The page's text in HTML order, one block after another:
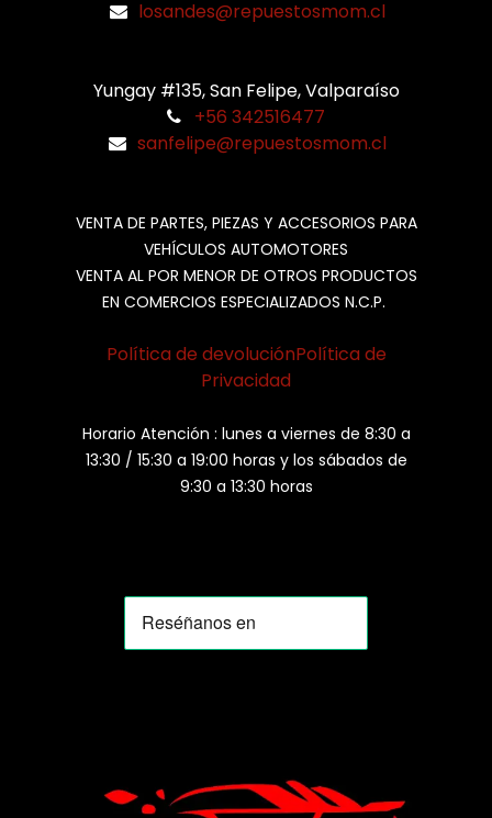
losandes@repuestosmom.cl
Yungay #135, San Felipe, Valparaíso
+56 342516477
sanfelipe@repuestosmom.cl
VENTA DE PARTES, PIEZAS Y ACCESORIOS PARA
VEHÍCULOS AUTOMOTORES
VENTA AL POR MENOR DE OTROS PRODUCTOS
EN COMERCIOS ESPECIALIZADOS N.C.P.
Política de devoluciónPolítica de
Privacidad
Horario Atención : lunes a viernes de 8:30 a
13:30 / 15:30 a 19:00 horas y los sábados de
9:30 a 13:30 horas